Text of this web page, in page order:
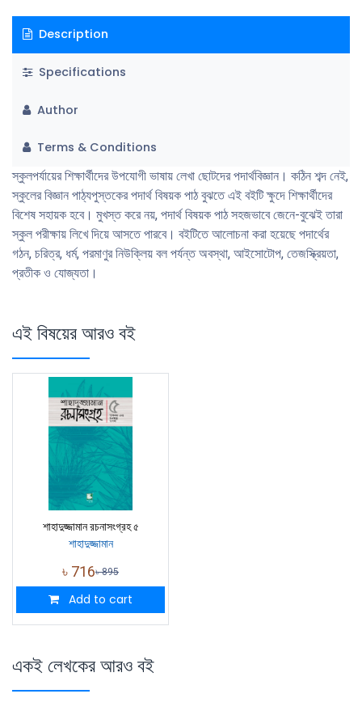
Description
Specifications
Author
Terms & Conditions
স্কুলপর্যায়ের শিক্ষার্থীদের উপযোগী ভাষায় লেখা ছোটদের পদার্থবিজ্ঞান। কঠিন শব্দ নেই,
স্কুলের বিজ্ঞান পাঠ্যপুস্তকের পদার্থ বিষয়ক পাঠ বুঝতে এই বইটি ক্ষুদে শিক্ষার্থীদের
বিশেষ সহায়ক হবে। মুখস্ত করে নয়, পদার্থ বিষয়ক পাঠ সহজভাবে জেনে-বুঝেই তারা
স্কুল পরীক্ষায় লিখে দিয়ে আসতে পারবে। বইটিতে আলোচনা করা হয়েছে পদার্থের
গঠন, চরিত্র, ধর্ম, পরমাণুর নিউক্লিয় বল পর্যন্ত অবস্থা, আইসোটোপ, তেজস্ক্রিয়তা,
প্রতীক ও যোজ্যতা।
এই বিষয়ের আরও বই
শাহাদুজ্জামান রচনাসংগ্রহ ৫
শাহাদুজ্জামান
৳ 716৳895
Add to cart
একই লেখকের আরও বই